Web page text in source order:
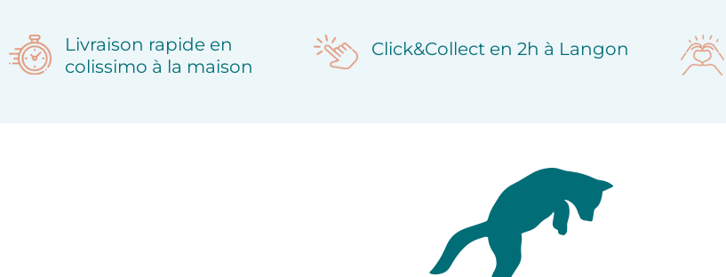
Livraison rapide en
colissimo à la maison
Click&Collect en 2h à Langon